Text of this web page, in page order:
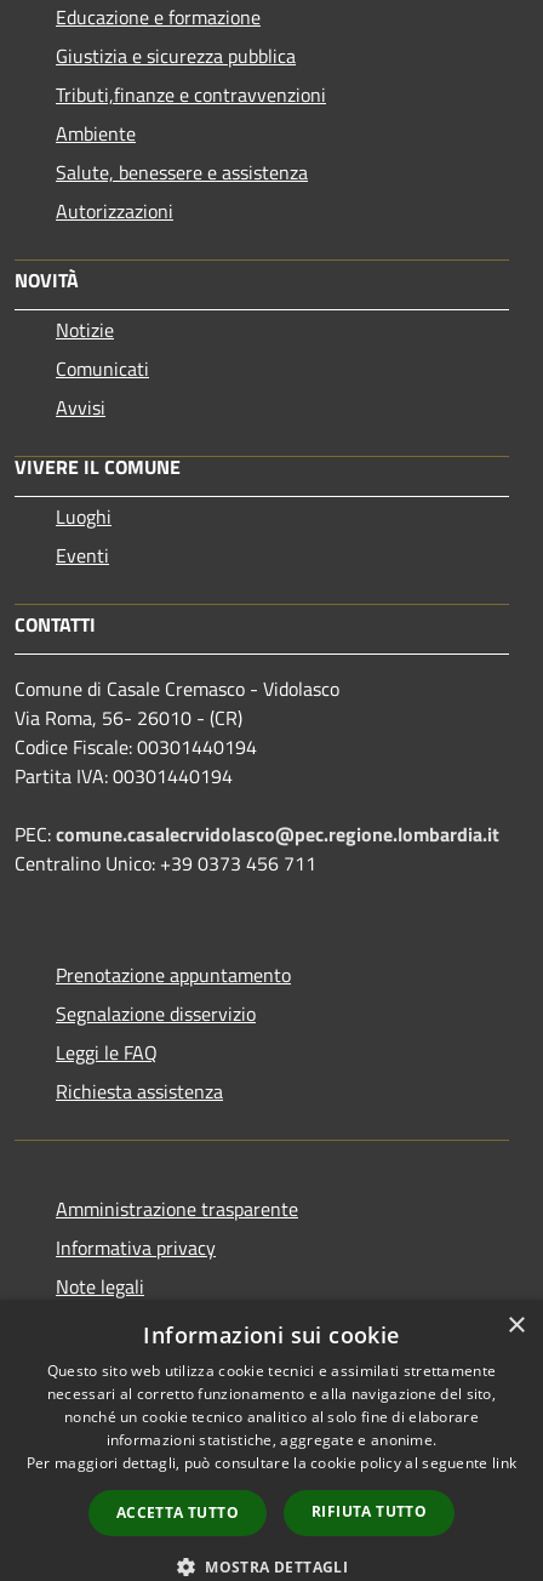
Educazione e formazione
Giustizia e sicurezza pubblica
Tributi,finanze e contravvenzioni
Ambiente
Salute, benessere e assistenza
Autorizzazioni
NOVITÀ
Notizie
Comunicati
Avvisi
VIVERE IL COMUNE
Luoghi
Eventi
CONTATTI
Comune di Casale Cremasco - Vidolasco
Via Roma, 56- 26010 - (CR)
Codice Fiscale: 00301440194
Partita IVA: 00301440194
PEC:comune.casalecrvidolasco@pec.regione.lombardia.it
Centralino Unico: +39 0373 456 711
Prenotazione appuntamento
Segnalazione disservizio
Leggi le FAQ
Richiesta assistenza
Amministrazione trasparente
Informativa privacy
Note legali
Dichiarazione di accessibilità
Accessibilità
Copyright © 2026 • Comune di
Casale Cremasco-Vidolasco •
Powered byMunicipium
Accesso redazione
×
Informazioni sui cookie
Questo sito web utilizza cookie tecnici e assimilati strettamente
necessari al corretto funzionamento e alla navigazione del sito,
nonché un cookie tecnico analitico al solo fine di elaborare
informazioni statistiche, aggregate e anonime.
Per maggiori dettagli, può consultare la cookie policy al seguente link
ACCETTA TUTTO RIFIUTA TUTTO
MOSTRA DETTAGLI